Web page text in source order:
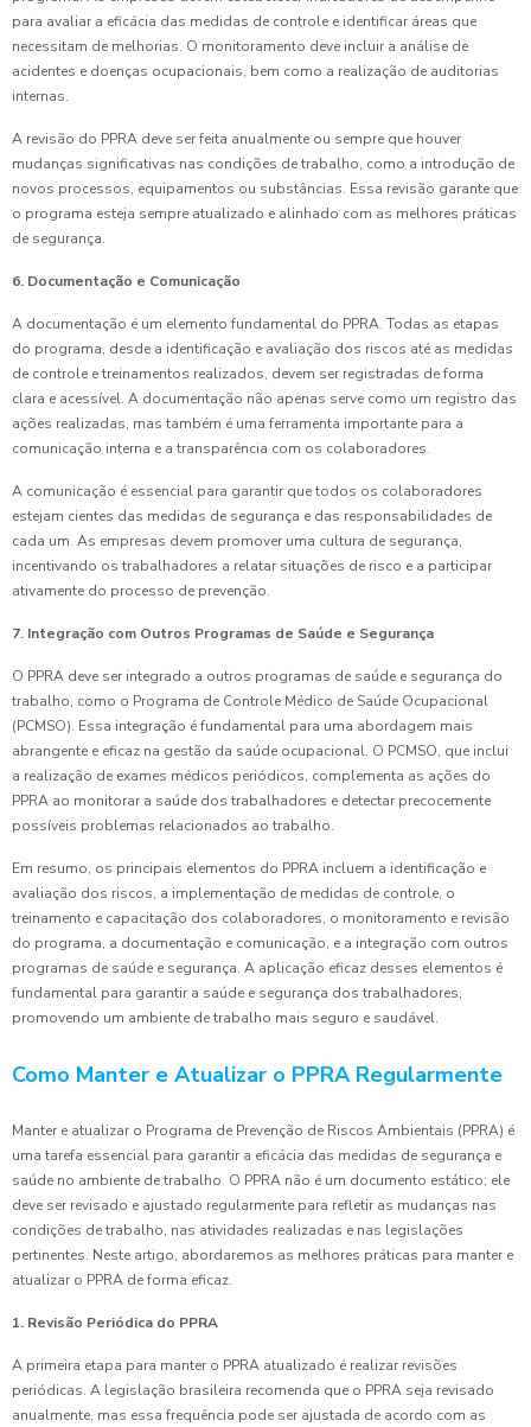
para avaliar a eficácia das medidas de controle e identificar áreas que
necessitam de melhorias. O monitoramento deve incluir a análise de
acidentes e doenças ocupacionais, bem como a realização de auditorias
internas.
A revisão do PPRA deve ser feita anualmente ou sempre que houver
mudanças significativas nas condições de trabalho, como a introdução de
novos processos, equipamentos ou substâncias. Essa revisão garante que
o programa esteja sempre atualizado e alinhado com as melhores práticas
de segurança.
6. Documentação e Comunicação
A documentação é um elemento fundamental do PPRA. Todas as etapas
do programa, desde a identificação e avaliação dos riscos até as medidas
de controle e treinamentos realizados, devem ser registradas de forma
clara e acessível. A documentação não apenas serve como um registro das
ações realizadas, mas também é uma ferramenta importante para a
comunicação interna e a transparência com os colaboradores.
A comunicação é essencial para garantir que todos os colaboradores
estejam cientes das medidas de segurança e das responsabilidades de
cada um. As empresas devem promover uma cultura de segurança,
incentivando os trabalhadores a relatar situações de risco e a participar
ativamente do processo de prevenção.
7. Integração com Outros Programas de Saúde e Segurança
O PPRA deve ser integrado a outros programas de saúde e segurança do
trabalho, como o Programa de Controle Médico de Saúde Ocupacional
(PCMSO). Essa integração é fundamental para uma abordagem mais
abrangente e eficaz na gestão da saúde ocupacional. O PCMSO, que inclui
a realização de exames médicos periódicos, complementa as ações do
PPRA ao monitorar a saúde dos trabalhadores e detectar precocemente
possíveis problemas relacionados ao trabalho.
Em resumo, os principais elementos do PPRA incluem a identificação e
avaliação dos riscos, a implementação de medidas de controle, o
treinamento e capacitação dos colaboradores, o monitoramento e revisão
do programa, a documentação e comunicação, e a integração com outros
programas de saúde e segurança. A aplicação eficaz desses elementos é
fundamental para garantir a saúde e segurança dos trabalhadores,
promovendo um ambiente de trabalho mais seguro e saudável.
Como Manter e Atualizar o PPRA Regularmente
Manter e atualizar o Programa de Prevenção de Riscos Ambientais (PPRA) é
uma tarefa essencial para garantir a eficácia das medidas de segurança e
saúde no ambiente de trabalho. O PPRA não é um documento estático; ele
deve ser revisado e ajustado regularmente para refletir as mudanças nas
condições de trabalho, nas atividades realizadas e nas legislações
pertinentes. Neste artigo, abordaremos as melhores práticas para manter e
atualizar o PPRA de forma eficaz.
1. Revisão Periódica do PPRA
A primeira etapa para manter o PPRA atualizado é realizar revisões
periódicas. A legislação brasileira recomenda que o PPRA seja revisado
anualmente, mas essa frequência pode ser ajustada de acordo com as